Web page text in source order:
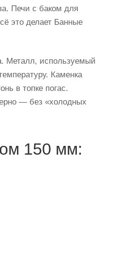
Печи с баком для
это делает Банные
Металл, используемый
Каменка
в топке погас.
— без «холодных
150 мм: